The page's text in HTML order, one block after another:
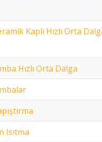
Kaplı Hızlı Orta
Hızlı Orta Dalga
Isıtma